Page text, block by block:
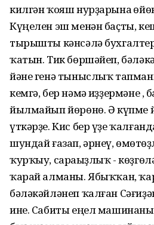
килгән ҡояш нурҙарына
Күңелен эш менән баҫты,
тырышты кәнсәлә
ҡатын. Тик бөршәйеп,
йәне генә тыныслыҡ
кемгә, бер нәмә һиҙҙермәне ,
йылмайып йөрөнө. Ә күпме
үткәрҙе. Кис бер үҙе
шундай ғазап, әрнеү,
ҡурҡыу, сараһыҙлыҡ -
ҡарай алманы. Ябыҡҡан,
бәләкәйләнеп ҡалған
ине. Сабиты еңел